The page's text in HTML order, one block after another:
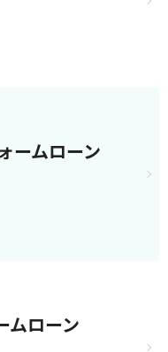
ームローン
ムローン